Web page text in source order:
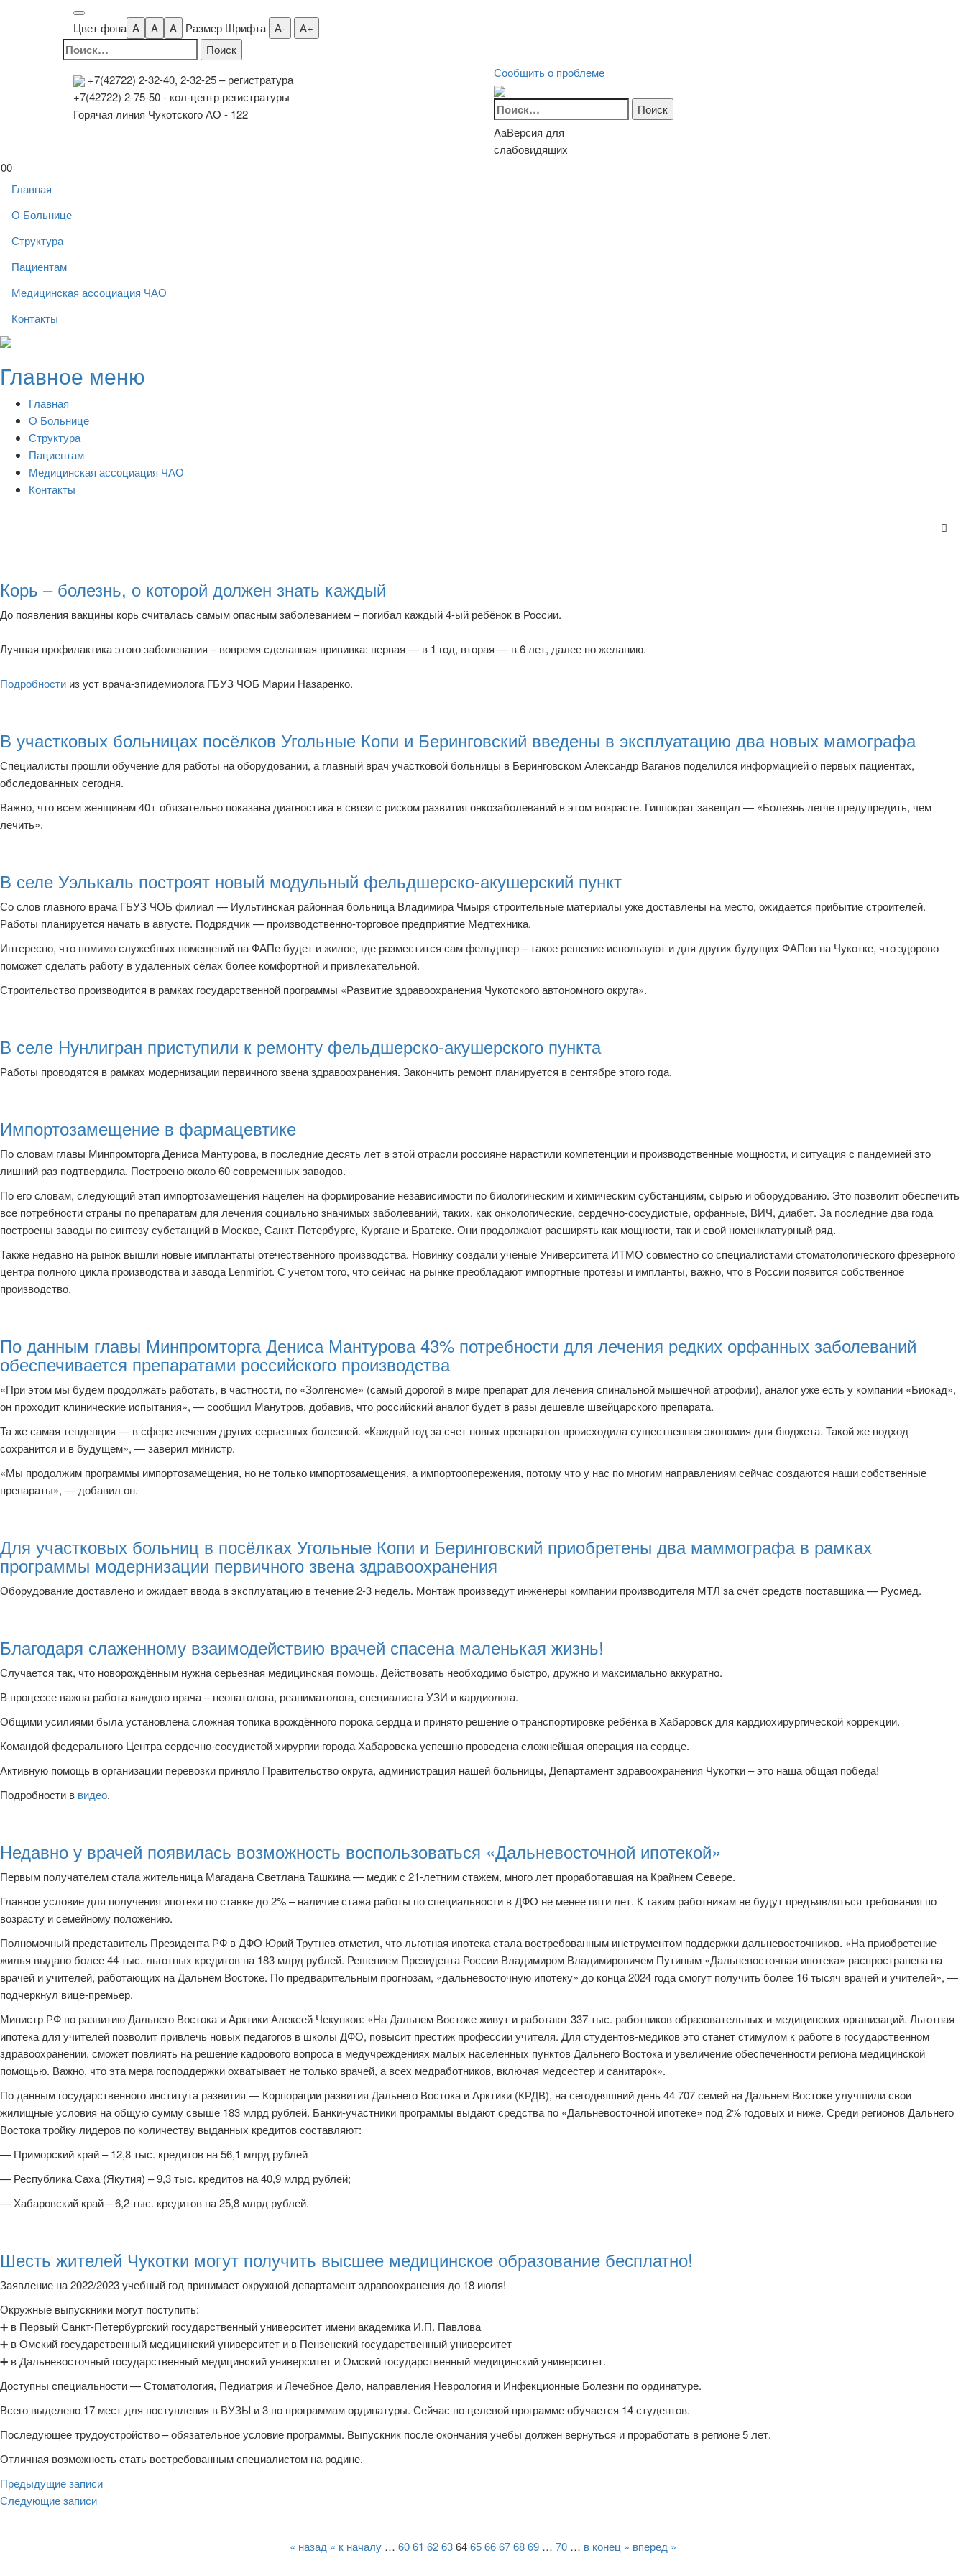
Цвет фона A A A Размер Шрифта А- А+
Найти:
+7(42722) 2-32-40, 2-32-25– регистратура
+7(42722) 2-75-50 - кол-центр регистратуры
Горячая линия Чукотского АО - 122
Сообщить о проблеме
Найти:
AaВерсия для
слабовидящих
00
Главная
О Больнице
Структура
Пациентам
Медицинская ассоциация ЧАО
Контакты
Skip
content
Главное меню
Главная
О Больнице
Структура
Пациентам
Медицинская ассоциация ЧАО
Контакты
Корь – болезнь, о которой должен знать каждый
До появления вакцины корь считалась самым опасным заболеванием – погибал каждый 4-ый ребёнок в России.
Лучшая профилактика этого заболевания – вовремя сделанная прививка: первая — в 1 год, вторая — в 6 лет, далее по желанию.
Подробности из уст врача-эпидемиолога ГБУЗ ЧОБ Марии Назаренко.
В участковых больницах посёлков Угольные Копи и Беринговский введены в эксплуатацию два новых мамографа
Специалисты прошли обучение для работы на оборудовании, а главный врач участковой больницы в Беринговском Александр Ваганов поделился информацией о первых пациентах,
обследованных сегодня.
Важно, что всем женщинам 40+ обязательно показана диагностика в связи с риском развития онкозаболеваний в этом возрасте. Гиппократ завещал — «Болезнь легче предупредить, чем
лечить».
В селе Уэлькаль построят новый модульный фельдшерско-акушерский пункт
Со слов главного врача ГБУЗ ЧОБ филиал — Иультинская районная больница Владимира Чмыря строительные материалы уже доставлены на место, ожидается прибытие строителей.
Работы планируется начать в августе. Подрядчик — производственно-торговое предприятие Медтехника.
Интересно, что помимо служебных помещений на ФАПе будет и жилое, где разместится сам фельдшер – такое решение используют и для других будущих ФАПов на Чукотке, что здорово
поможет сделать работу в удаленных сёлах более комфортной и привлекательной.
Строительство производится в рамках государственной программы «Развитие здравоохранения Чукотского автономного округа».
В селе Нунлигран приступили к ремонту фельдшерско-акушерского пункта
Работы проводятся в рамках модернизации первичного звена здравоохранения. Закончить ремонт планируется в сентябре этого года.
Импортозамещение в фармацевтике
По словам главы Минпромторга Дениса Мантурова, в последние десять лет в этой отрасли россияне нарастили компетенции и производственные мощности, и ситуация с пандемией это
лишний раз подтвердила. Построено около 60 современных заводов.
По его словам, следующий этап импортозамещения нацелен на формирование независимости по биологическим и химическим субстанциям, сырью и оборудованию. Это позволит обеспечить
все потребности страны по препаратам для лечения социально значимых заболеваний, таких, как онкологические, сердечно-сосудистые, орфанные, ВИЧ, диабет. За последние два года
построены заводы по синтезу субстанций в Москве, Санкт-Петербурге, Кургане и Братске. Они продолжают расширять как мощности, так и свой номенклатурный ряд.
Также недавно на рынок вышли новые имплантаты отечественного производства. Новинку создали ученые Университета ИТМО совместно со специалистами стоматологического фрезерного
центра полного цикла производства и завода Lenmiriot. С учетом того, что сейчас на рынке преобладают импортные протезы и импланты, важно, что в России появится собственное
производство.
По данным главы Минпромторга Дениса Мантурова 43% потребности для лечения редких орфанных заболеваний
обеспечивается препаратами российского производства
«При этом мы будем продолжать работать, в частности, по «Золгенсме» (самый дорогой в мире препарат для лечения спинальной мышечной атрофии), аналог уже есть у компании «Биокад»,
он проходит клинические испытания», — сообщил Манутров, добавив, что российский аналог будет в разы дешевле швейцарского препарата.
Та же самая тенденция — в сфере лечения других серьезных болезней. «Каждый год за счет новых препаратов происходила существенная экономия для бюджета. Такой же подход
сохранится и в будущем», — заверил министр.
«Мы продолжим программы импортозамещения, но не только импортозамещения, а импортоопережения, потому что у нас по многим направлениям сейчас создаются наши собственные
препараты», — добавил он.
Для участковых больниц в посёлках Угольные Копи и Беринговский приобретены два маммографа в рамках
программы модернизации первичного звена здравоохранения
Оборудование доставлено и ожидает ввода в эксплуатацию в течение 2-3 недель. Монтаж произведут инженеры компании производителя МТЛ за счёт средств поставщика — Русмед.
Благодаря слаженному взаимодействию врачей спасена маленькая жизнь!
Случается так, что новорождённым нужна серьезная медицинская помощь. Действовать необходимо быстро, дружно и максимально аккуратно.
В процессе важна работа каждого врача – неонатолога, реаниматолога, специалиста УЗИ и кардиолога.
Общими усилиями была установлена сложная топика врождённого порока сердца и принято решение о транспортировке ребёнка в Хабаровск для кардиохирургической коррекции.
Командой федерального Центра сердечно-сосудистой хирургии города Хабаровска успешно проведена сложнейшая операция на сердце.
Активную помощь в организации перевозки приняло Правительство округа, администрация нашей больницы, Департамент здравоохранения Чукотки – это наша общая победа!
Подробности в видео.
Недавно у врачей появилась возможность воспользоваться «Дальневосточной ипотекой»
Первым получателем стала жительница Магадана Светлана Ташкина — медик с 21-летним стажем, много лет проработавшая на Крайнем Севере.
Главное условие для получения ипотеки по ставке до 2% – наличие стажа работы по специальности в ДФО не менее пяти лет. К таким работникам не будут предъявляться требования по
возрасту и семейному положению.
Полномочный представитель Президента РФ в ДФО Юрий Трутнев отметил, что льготная ипотека стала востребованным инструментом поддержки дальневосточников. «На приобретение
жилья выдано более 44 тыс. льготных кредитов на 183 млрд рублей. Решением Президента России Владимиром Владимировичем Путиным «Дальневосточная ипотека» распространена на
врачей и учителей, работающих на Дальнем Востоке. По предварительным прогнозам, «дальневосточную ипотеку» до конца 2024 года смогут получить более 16 тысяч врачей и учителей», —
подчеркнул вице-премьер.
Министр РФ по развитию Дальнего Востока и Арктики Алексей Чекунков: «На Дальнем Востоке живут и работают 337 тыс. работников образовательных и медицинских организаций. Льготная
ипотека для учителей позволит привлечь новых педагогов в школы ДФО, повысит престиж профессии учителя. Для студентов-медиков это станет стимулом к работе в государственном
здравоохранении, сможет повлиять на решение кадрового вопроса в медучреждениях малых населенных пунктов Дальнего Востока и увеличение обеспеченности региона медицинской
помощью. Важно, что эта мера господдержки охватывает не только врачей, а всех медработников, включая медсестер и санитарок».
По данным государственного института развития — Корпорации развития Дальнего Востока и Арктики (КРДВ), на сегодняшний день 44 707 семей на Дальнем Востоке улучшили свои
жилищные условия на общую сумму свыше 183 млрд рублей. Банки-участники программы выдают средства по «Дальневосточной ипотеке» под 2% годовых и ниже. Среди регионов Дальнего
Востока тройку лидеров по количеству выданных кредитов составляют:
— Приморский край – 12,8 тыс. кредитов на 56,1 млрд рублей
— Республика Саха (Якутия) – 9,3 тыс. кредитов на 40,9 млрд рублей;
— Хабаровский край – 6,2 тыс. кредитов на 25,8 млрд рублей.
Шесть жителей Чукотки могут получить высшее медицинское образование бесплатно!
Заявление на 2022/2023 учебный год принимает окружной департамент здравоохранения до 18 июля!
Окружные выпускники могут поступить:
➕ в Первый Санкт-Петербургский государственный университет имени академика И.П. Павлова
➕ в Омский государственный медицинский университет и в Пензенский государственный университет
➕ в Дальневосточный государственный медицинский университет и Омский государственный медицинский университет.
Доступны специальности — Стоматология, Педиатрия и Лечебное Дело, направления Неврология и Инфекционные Болезни по ординатуре.
Всего выделено 17 мест для поступления в ВУЗЫ и 3 по программам ординатуры. Сейчас по целевой программе обучается 14 студентов.
Последующее трудоустройство – обязательное условие программы. Выпускник после окончания учебы должен вернуться и проработать в регионе 5 лет.
Отличная возможность стать востребованным специалистом на родине.
Навигация
по
Предыдущие записи
Следующие записи
« назад « к началу … 6061 6263646566676869 … 70 … в конец » вперед »